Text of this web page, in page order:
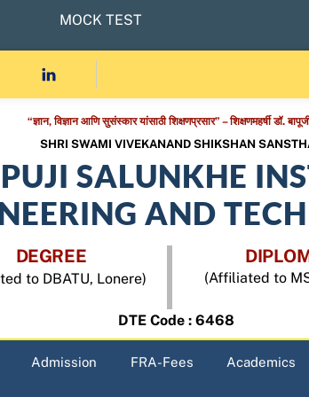
MOCK TEST
“ज्ञान, विज्ञान आणि सुसंस्कार यांसाठी शिक्षणप्रसार” – शिक्षणमहर्षी डॉ.
SHRI SWAMI VIVEKANAND SHIKSHAN
SALUNKHE
AND
DEGREE
to DBATU, Lonere) (Affiliated to
DTE Code : 6468
Admission FRA-Fees Academics